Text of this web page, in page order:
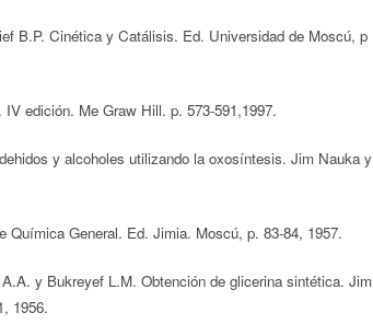
B.P. Cinética y Catálisis. Ed. Universidad de Moscú, p
edición. Me Graw Hill. p. 573-591,1997.
y alcoholes utilizando la oxosíntesis. Jim Nauka y
Química General. Ed. Jimia. Moscú, p. 83-84, 1957.
y Bukreyef L.M. Obtención de glicerina sintética. Jim
1956.